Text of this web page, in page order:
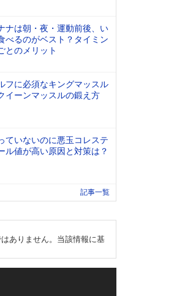
ナは朝・夜・運動前後、い
べるのがベスト？タイミン
とのメリット
フに必須なキングマッスル
イーンマッスルの鍛え方
ていないのに悪玉コレステ
ル値が高い原因と対策は？
記事一覧
ありません。当該情報に基